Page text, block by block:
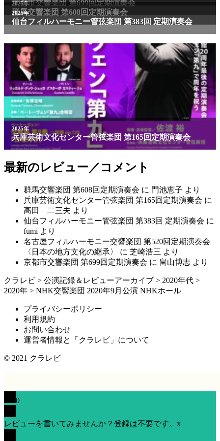
京都市交響楽団 第699回定期演奏会
2025年
群馬交響楽団 第608回定期演奏会
2025年
仙台フィルハーモニー管弦楽団 第383回 定期演奏会
2025年
兵庫芸術文化センター管弦楽団 第165回定期演奏会
最新のレビュー／コメント
群馬交響楽団 第608回定期演奏会 に 門池恵子 より
兵庫芸術文化センター管弦楽団 第165回定期演奏会 に
高田 二三夫 より
仙台フィルハーモニー管弦楽団 第383回 定期演奏会 に
fumi より
名古屋フィルハーモニー交響楽団 第520回定期演奏会
〈日本の地方文化の継承〉
に 芝崎浩三 より
京都市交響楽団 第699回定期演奏会 に 畠山博志 より
クラレビ > 公演記録＆レビューアーカイブ > 2020年代 >
2020年 > NHK交響楽団 2020年9⽉公演 NHKホール
プライバシーポリシー
利用規約
お問い合わせ
運営者情報と「クラレビ」について
© 2021 クラレビ
0
レビューを書いてみませんか？登録は不要です。 x